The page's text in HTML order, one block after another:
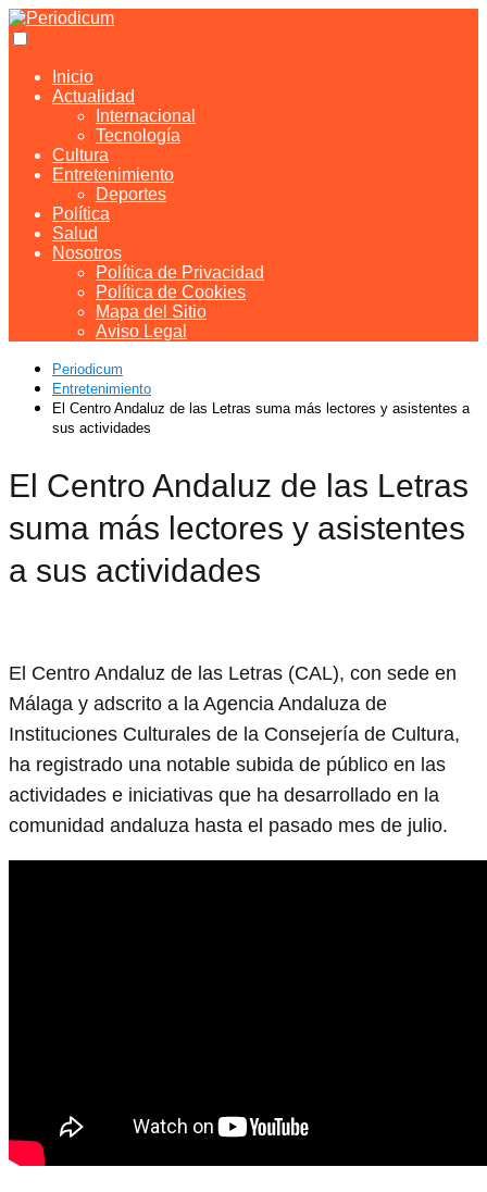
Inicio
Actualidad
Internacional
Tecnología
Cultura
Entretenimiento
Deportes
Política
Salud
Nosotros
Política de Privacidad
Política de Cookies
Mapa del Sitio
Aviso Legal
Periodicum
Entretenimiento
El Centro Andaluz de las Letras suma más lectores y asistentes a
sus actividades
El Centro Andaluz de las Letras
suma más lectores y asistentes
a sus actividades
El Centro Andaluz de las Letras (CAL), con sede en
Málaga y adscrito a la Agencia Andaluza de
Instituciones Culturales de la Consejería de Cultura,
ha registrado una notable subida de público en las
actividades e iniciativas que ha desarrollado en la
comunidad andaluza hasta el pasado mes de julio.